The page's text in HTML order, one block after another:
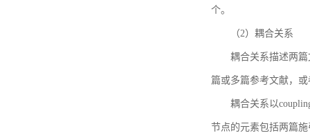
个。
（2）耦合关系
耦合关系描述两
篇或多篇参考文献，
耦合关系以
节点的元素包括两篇